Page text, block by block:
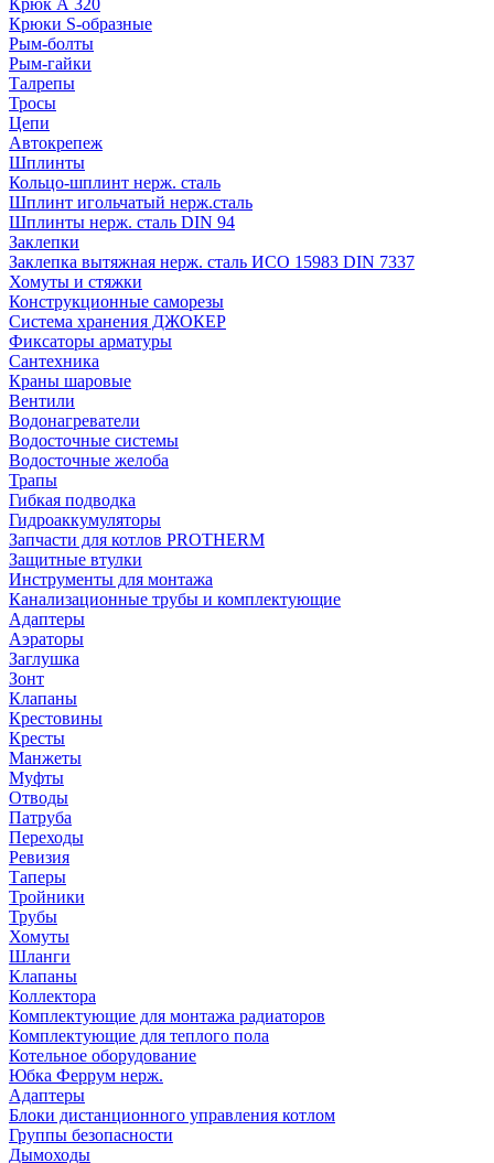
Крюк А 320
Крюки S-образные
Рым-болты
Рым-гайки
Талрепы
Тросы
Цепи
Автокрепеж
Шплинты
Кольцо-шплинт нерж. сталь
Шплинт игольчатый нерж.сталь
Шплинты нерж. сталь DIN 94
Заклепки
Заклепка вытяжная нерж. сталь ИСО 15983 DIN 7337
Хомуты и стяжки
Конструкционные саморезы
Система хранения ДЖОКЕР
Фиксаторы арматуры
Сантехника
Краны шаровые
Вентили
Водонагреватели
Водосточные системы
Водосточные желоба
Трапы
Гибкая подводка
Гидроаккумуляторы
Запчасти для котлов PROTHERM
Защитные втулки
Инструменты для монтажа
Канализационные трубы и комплектующие
Адаптеры
Аэраторы
Заглушка
Зонт
Клапаны
Крестовины
Кресты
Манжеты
Муфты
Отводы
Патруба
Переходы
Ревизия
Таперы
Тройники
Трубы
Хомуты
Шланги
Клапаны
Коллектора
Комплектующие для монтажа радиаторов
Комплектующие для теплого пола
Котельное оборудование
Юбка Феррум нерж.
Адаптеры
Блоки дистанционного управления котлом
Группы безопасности
Дымоходы